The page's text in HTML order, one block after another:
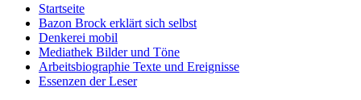
Startseite
Bazon Brock erklärt sich selbst
Denkerei mobil
Mediathek Bilder und Töne
Arbeitsbiographie Texte und Ereignisse
Essenzen der Leser